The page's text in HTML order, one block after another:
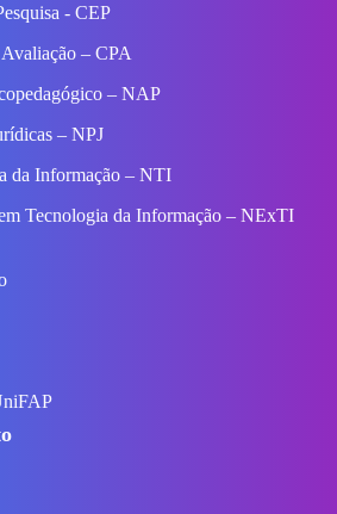
- CEP
– CPA
– NAP
– NPJ
da Informação – NTI
Tecnologia da Informação – NExTI